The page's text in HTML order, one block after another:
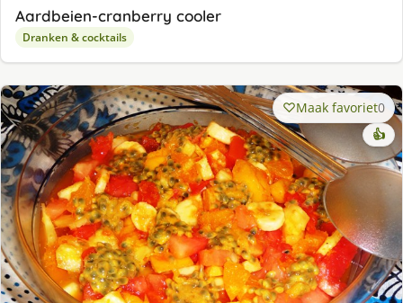
Aardbeien-cranberry cooler
Dranken & cocktails
Maak favoriet0
👍